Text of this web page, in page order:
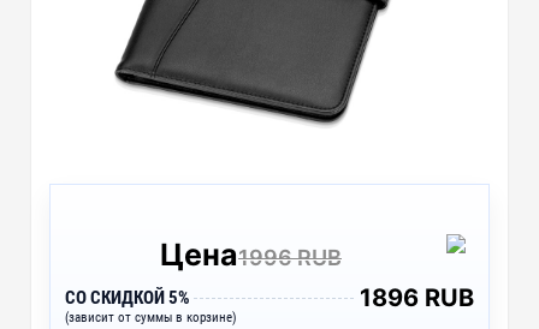
Цена1996 RUB
СО СКИДКОЙ 5%
(зависит от суммы в корзине)
1896 RUB